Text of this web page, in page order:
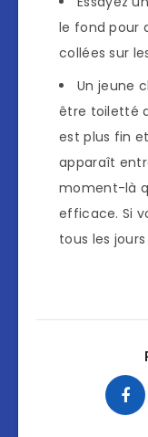
le fond pour
collées sur
Un jeune
être toiletté
est plus fin
apparaît
moment-là
efficace. Si
tous les